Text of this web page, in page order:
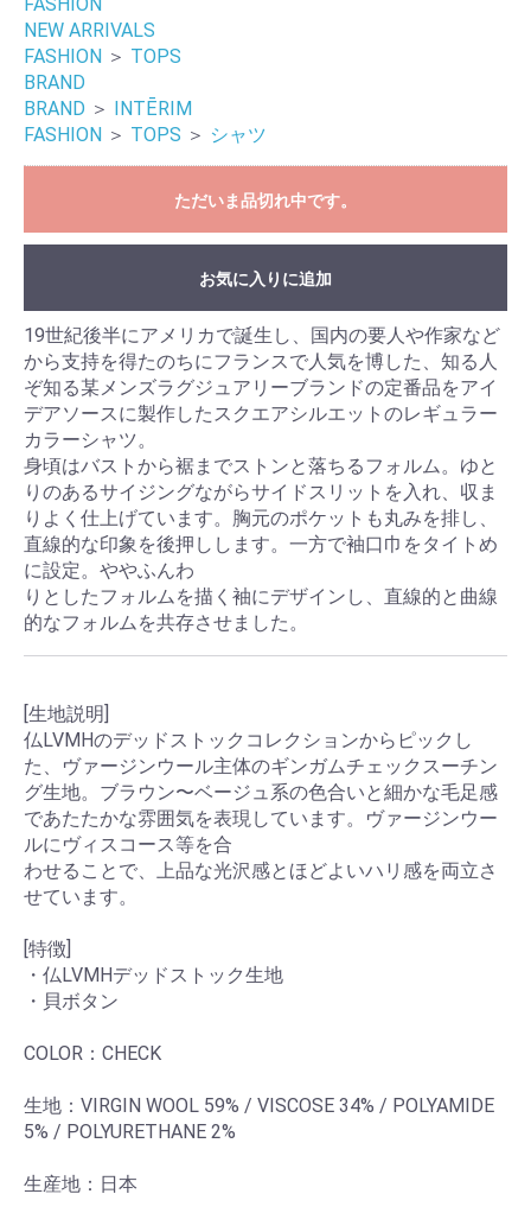
NEW ARRIVALS
FASHION ＞ TOPS
BRAND
BRAND ＞
INTĒRIM
FASHION ＞ TOPS ＞ シャツ
ただいま品切れ中です。
お気に入りに追加
19世紀後半にアメリカで誕⽣し、国内の要⼈や作家など
から⽀持を得たのちにフランスで⼈気を博した、知る⼈
ぞ知る某メンズラグジュアリーブランドの定番品をアイ
デアソースに製作したスクエアシルエットのレギュラー
カラーシャツ。
⾝頃はバストから裾までストンと落ちるフォルム。ゆと
りのあるサイジングながらサイドスリットを⼊れ、収ま
りよく仕上げています。胸元のポケットも丸みを排し、
直線的な印象を後押しします。⼀⽅で袖⼝⼱をタイトめ
に設定。ややふんわ
りとしたフォルムを描く袖にデザインし、直線的と曲線
的なフォルムを共存させました。
[生地説明]
仏LVMHのデッドストックコレクションからピックし
た、ヴァージンウール主体のギンガムチェックスーチン
グ⽣地。ブラウン〜ベージュ系の⾊合いと細かな⽑⾜感
であたたかな雰囲気を表現しています。ヴァージンウー
ルにヴィスコース等を合
わせることで、上品な光沢感とほどよいハリ感を両⽴さ
せています。
[特徴]
・仏LVMHデッドストック⽣地
・⾙ボタン
COLOR：CHECK
生地：VIRGIN WOOL 59% / VISCOSE 34% / POLYAMIDE
5% / POLYURETHANE 2%
生産地：日本